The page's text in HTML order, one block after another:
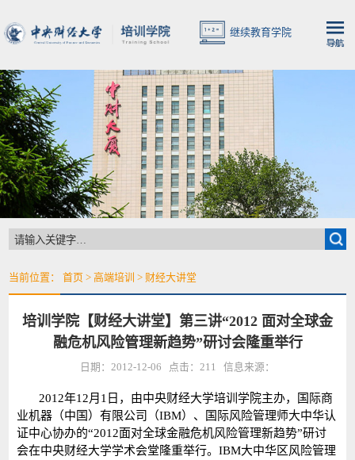
继续教育学院
当前位置： 首页 >高端培训 > 财经大讲堂
培训学院【财经大讲堂】第三讲“2012 面对全球金
融危机风险管理新趋势”研讨会隆重举行
日期：2012-12-06 点击： 211 信息来源：
2012年12月1日，由中央财经大学培训学院主办，国际商
业机器（中国）有限公司（IBM）、国际风险管理师大中华认
证中心协办的“2012面对全球金融危机风险管理新趋势”研讨
会在中央财经大学学术会堂隆重举行。IBM大中华区风险管理